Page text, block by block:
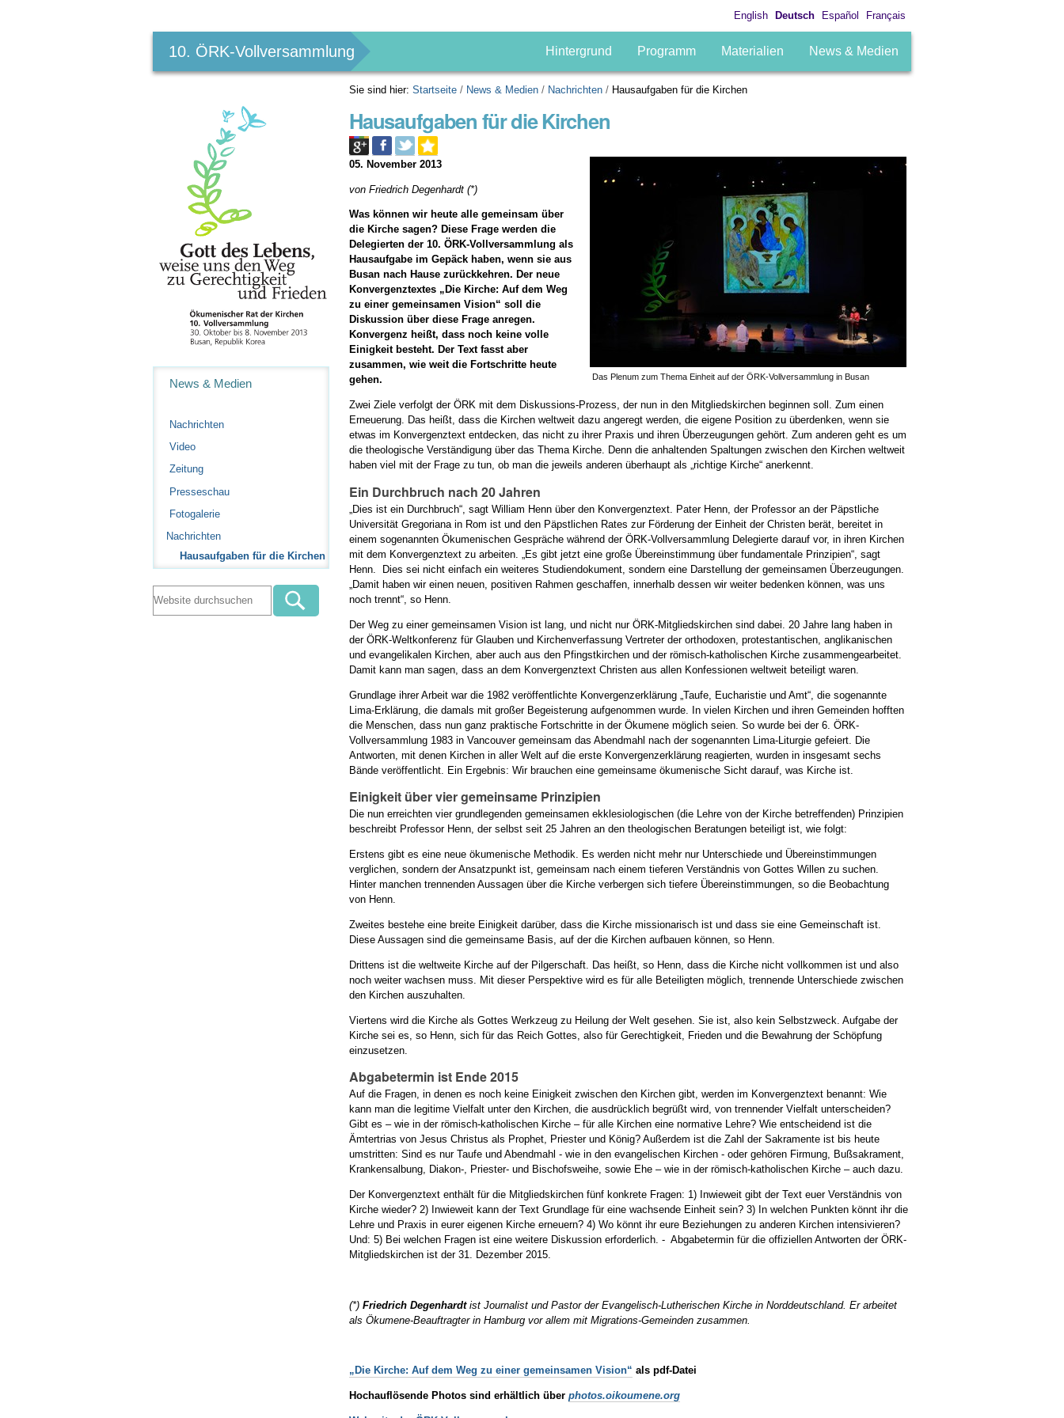
English Deutsch Español Français
10. ÖRK-Vollversammlung Hintergrund Programm Materialien News & Medien
Sie sind hier: Startseite / News & Medien / Nachrichten / Hausaufgaben für die Kirchen
Hausaufgaben für die Kirchen
Das Plenum zum Thema Einheit auf der ÖRK-Vollversammlung in Busan
05. November 2013
von Friedrich Degenhardt (*)
Was können wir heute alle gemeinsam über
die Kirche sagen? Diese Frage werden die
Delegierten der 10. ÖRK-Vollversammlung als
Hausaufgabe im Gepäck haben, wenn sie aus
Busan nach Hause zurückkehren. Der neue
Konvergenztextes „Die Kirche: Auf dem Weg
zu einer gemeinsamen Vision“ soll die
Diskussion über diese Frage anregen.
Konvergenz heißt, dass noch keine volle
Einigkeit besteht. Der Text fasst aber
zusammen, wie weit die Fortschritte heute
gehen.
Zwei Ziele verfolgt der ÖRK mit dem Diskussions-Prozess, der nun in den Mitgliedskirchen beginnen soll. Zum einen
Erneuerung. Das heißt, dass die Kirchen weltweit dazu angeregt werden, die eigene Position zu überdenken, wenn sie
etwas im Konvergenztext entdecken, das nicht zu ihrer Praxis und ihren Überzeugungen gehört. Zum anderen geht es um
die theologische Verständigung über das Thema Kirche. Denn die anhaltenden Spaltungen zwischen den Kirchen weltweit
haben viel mit der Frage zu tun, ob man die jeweils anderen überhaupt als „richtige Kirche“ anerkennt.
Ein Durchbruch nach 20 Jahren
„Dies ist ein Durchbruch“, sagt William Henn über den Konvergenztext. Pater Henn, der Professor an der Päpstliche
Universität Gregoriana in Rom ist und den Päpstlichen Rates zur Förderung der Einheit der Christen berät, bereitet in
einem sogenannten Ökumenischen Gespräche während der ÖRK-Vollversammlung Delegierte darauf vor, in ihren Kirchen
mit dem Konvergenztext zu arbeiten. „Es gibt jetzt eine große Übereinstimmung über fundamentale Prinzipien“, sagt
Henn. Dies sei nicht einfach ein weiteres Studiendokument, sondern eine Darstellung der gemeinsamen Überzeugungen.
„Damit haben wir einen neuen, positiven Rahmen geschaffen, innerhalb dessen wir weiter bedenken können, was uns
noch trennt“, so Henn.
Der Weg zu einer gemeinsamen Vision ist lang, und nicht nur ÖRK-Mitgliedskirchen sind dabei. 20 Jahre lang haben in
der ÖRK-Weltkonferenz für Glauben und Kirchenverfassung Vertreter der orthodoxen, protestantischen, anglikanischen
und evangelikalen Kirchen, aber auch aus den Pfingstkirchen und der römisch-katholischen Kirche zusammengearbeitet.
Damit kann man sagen, dass an dem Konvergenztext Christen aus allen Konfessionen weltweit beteiligt waren.
Grundlage ihrer Arbeit war die 1982 veröffentlichte Konvergenzerklärung „Taufe, Eucharistie und Amt“, die sogenannte
Lima-Erklärung, die damals mit großer Begeisterung aufgenommen wurde. In vielen Kirchen und ihren Gemeinden hofften
die Menschen, dass nun ganz praktische Fortschritte in der Ökumene möglich seien. So wurde bei der 6. ÖRK-
Vollversammlung 1983 in Vancouver gemeinsam das Abendmahl nach der sogenannten Lima-Liturgie gefeiert. Die
Antworten, mit denen Kirchen in aller Welt auf die erste Konvergenzerklärung reagierten, wurden in insgesamt sechs
Bände veröffentlicht. Ein Ergebnis: Wir brauchen eine gemeinsame ökumenische Sicht darauf, was Kirche ist.
Einigkeit über vier gemeinsame Prinzipien
Die nun erreichten vier grundlegenden gemeinsamen ekklesiologischen (die Lehre von der Kirche betreffenden) Prinzipien
beschreibt Professor Henn, der selbst seit 25 Jahren an den theologischen Beratungen beteiligt ist, wie folgt:
Erstens gibt es eine neue ökumenische Methodik. Es werden nicht mehr nur Unterschiede und Übereinstimmungen
verglichen, sondern der Ansatzpunkt ist, gemeinsam nach einem tieferen Verständnis von Gottes Willen zu suchen.
Hinter manchen trennenden Aussagen über die Kirche verbergen sich tiefere Übereinstimmungen, so die Beobachtung
von Henn.
Zweites bestehe eine breite Einigkeit darüber, dass die Kirche missionarisch ist und dass sie eine Gemeinschaft ist.
Diese Aussagen sind die gemeinsame Basis, auf der die Kirchen aufbauen können, so Henn.
Drittens ist die weltweite Kirche auf der Pilgerschaft. Das heißt, so Henn, dass die Kirche nicht vollkommen ist und also
noch weiter wachsen muss. Mit dieser Perspektive wird es für alle Beteiligten möglich, trennende Unterschiede zwischen
den Kirchen auszuhalten.
Viertens wird die Kirche als Gottes Werkzeug zu Heilung der Welt gesehen. Sie ist, also kein Selbstzweck. Aufgabe der
Kirche sei es, so Henn, sich für das Reich Gottes, also für Gerechtigkeit, Frieden und die Bewahrung der Schöpfung
einzusetzen.
Abgabetermin ist Ende 2015
Auf die Fragen, in denen es noch keine Einigkeit zwischen den Kirchen gibt, werden im Konvergenztext benannt: Wie
kann man die legitime Vielfalt unter den Kirchen, die ausdrücklich begrüßt wird, von trennender Vielfalt unterscheiden?
Gibt es – wie in der römisch-katholischen Kirche – für alle Kirchen eine normative Lehre? Wie entscheidend ist die
Ämtertrias von Jesus Christus als Prophet, Priester und König? Außerdem ist die Zahl der Sakramente ist bis heute
umstritten: Sind es nur Taufe und Abendmahl - wie in den evangelischen Kirchen - oder gehören Firmung, Bußsakrament,
Krankensalbung, Diakon-, Priester- und Bischofsweihe, sowie Ehe – wie in der römisch-katholischen Kirche – auch dazu.
Der Konvergenztext enthält für die Mitgliedskirchen fünf konkrete Fragen: 1) Inwieweit gibt der Text euer Verständnis von
Kirche wieder? 2) Inwieweit kann der Text Grundlage für eine wachsende Einheit sein? 3) In welchen Punkten könnt ihr die
Lehre und Praxis in eurer eigenen Kirche erneuern? 4) Wo könnt ihr eure Beziehungen zu anderen Kirchen intensivieren?
Und: 5) Bei welchen Fragen ist eine weitere Diskussion erforderlich. - Abgabetermin für die offiziellen Antworten der ÖRK-
Mitgliedskirchen ist der 31. Dezember 2015.
(*)Friedrich Degenhardtist Journalist und Pastor der Evangelisch-Lutherischen Kirche in Norddeutschland. Er arbeitet
als Ökumene-Beauftragter in Hamburg vor allem mit Migrations-Gemeinden zusammen.
„Die Kirche: Auf dem Weg zu einer gemeinsamen Vision“ als pdf-Datei
Hochauflösende Photos sind erhältlich überphotos.oikoumene.org
News & Medien
Nachrichten
Video
Zeitung
Presseschau
Fotogalerie
Nachrichten
Hausaufgaben für die Kirchen